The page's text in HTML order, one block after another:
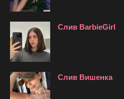
Слив BarbieGirl
Слив Вишенка